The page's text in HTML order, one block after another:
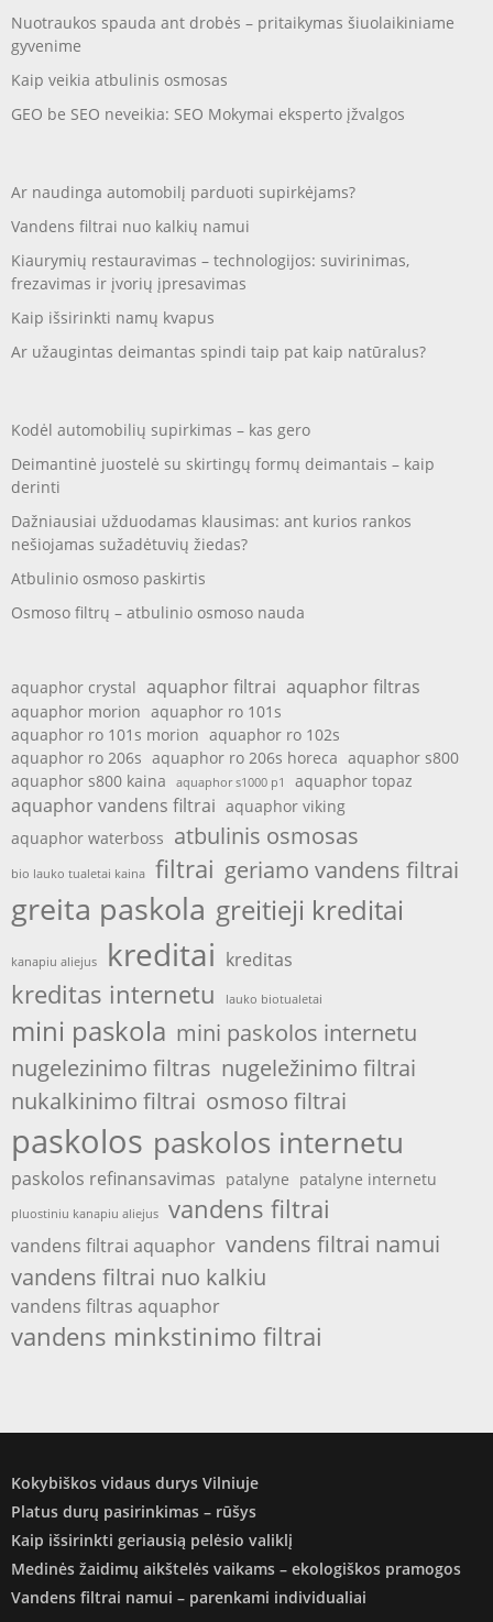
Nuotraukos spauda ant drobės – pritaikymas šiuolaikiniame
gyvenime
Kaip veikia atbulinis osmosas
GEO be SEO neveikia: SEO Mokymai eksperto įžvalgos
Ar naudinga automobilį parduoti supirkėjams?
Vandens filtrai nuo kalkių namui
Kiaurymių restauravimas – technologijos: suvirinimas,
frezavimas ir įvorių įpresavimas
Kaip išsirinkti namų kvapus
Ar užaugintas deimantas spindi taip pat kaip natūralus?
Kodėl automobilių supirkimas – kas gero
Deimantinė juostelė su skirtingų formų deimantais – kaip
derinti
Dažniausiai užduodamas klausimas: ant kurios rankos
nešiojamas sužadėtuvių žiedas?
Atbulinio osmoso paskirtis
Osmoso filtrų – atbulinio osmoso nauda
aquaphor crystal aquaphor filtrai aquaphor filtras
aquaphor morion aquaphor ro 101s
aquaphor ro 101s morion aquaphor ro 102s
aquaphor ro 206s aquaphor ro 206s horeca aquaphor s800
aquaphor s800 kaina
aquaphor s1000 p1 aquaphor topaz
aquaphor vandens filtrai aquaphor viking
aquaphor waterboss atbulinis osmosas
bio lauko tualetai kaina filtrai geriamo vandens filtrai
greita paskola greitieji kreditai
kanapiu aliejus kreditai kreditas
kreditas internetu lauko biotualetai
mini paskola mini paskolos internetu
nugelezinimo filtras nugeležinimo filtrai
nukalkinimo filtrai osmoso filtrai
paskolos paskolos internetu
paskolos refinansavimas patalyne patalyne internetu
pluostiniu kanapiu aliejus vandens filtrai
vandens filtrai aquaphor vandens filtrai namui
vandens filtrai nuo kalkiu
vandens filtras aquaphor
vandens minkstinimo filtrai
Kokybiškos vidaus durys Vilniuje
Platus durų pasirinkimas – rūšys
Kaip išsirinkti geriausią pelėsio valiklį
Medinės žaidimų aikštelės vaikams – ekologiškos pramogos
Vandens filtrai namui – parenkami individualiai